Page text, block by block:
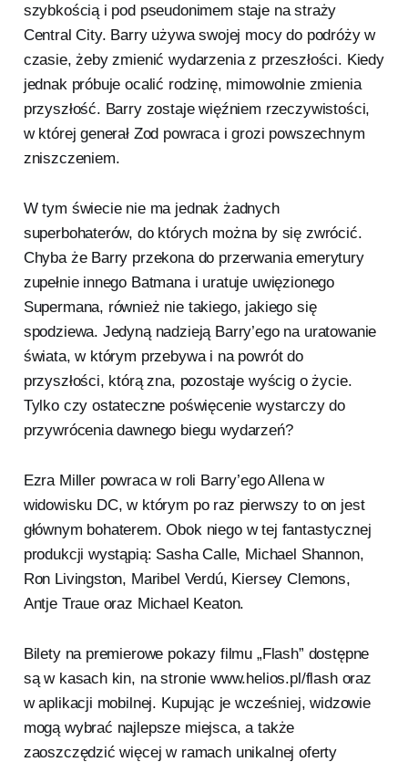
szybkością i pod pseudonimem staje na straży
Central City. Barry używa swojej mocy do podróży w
czasie, żeby zmienić wydarzenia z przeszłości. Kiedy
jednak próbuje ocalić rodzinę, mimowolnie zmienia
przyszłość. Barry zostaje więźniem rzeczywistości,
w której generał Zod powraca i grozi powszechnym
zniszczeniem.
W tym świecie nie ma jednak żadnych
superbohaterów, do których można by się zwrócić.
Chyba że Barry przekona do przerwania emerytury
zupełnie innego Batmana i uratuje uwięzionego
Supermana, również nie takiego, jakiego się
spodziewa. Jedyną nadzieją Barry’ego na uratowanie
świata, w którym przebywa i na powrót do
przyszłości, którą zna, pozostaje wyścig o życie.
Tylko czy ostateczne poświęcenie wystarczy do
przywrócenia dawnego biegu wydarzeń?
Ezra Miller powraca w roli Barry’ego Allena w
widowisku DC, w którym po raz pierwszy to on jest
głównym bohaterem. Obok niego w tej fantastycznej
produkcji wystąpią: Sasha Calle, Michael Shannon,
Ron Livingston, Maribel Verdú, Kiersey Clemons,
Antje Traue oraz Michael Keaton.
Bilety na premierowe pokazy filmu „Flash” dostępne
są w kasach kin, na stronie www.helios.pl/flash oraz
w aplikacji mobilnej. Kupując je wcześniej, widzowie
mogą wybrać najlepsze miejsca, a także
zaoszczędzić więcej w ramach unikalnej oferty